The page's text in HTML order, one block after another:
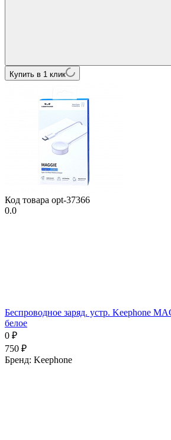
Купить в 1 клик
Код товара opt-37366
0.0
Беспроводное заряд. устр. Keephone
белое
0 ₽
750 ₽
Бренд: Keephone